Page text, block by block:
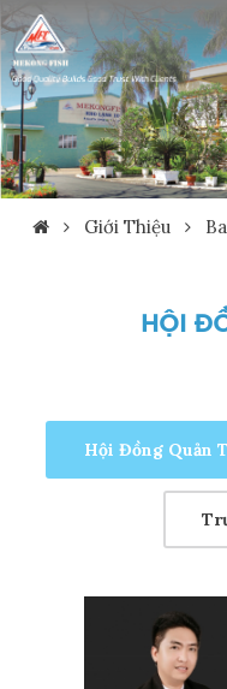
Giới Thiệu
HỘI
Hội Đồng Quản